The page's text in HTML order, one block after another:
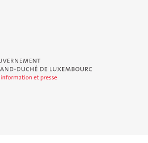
Grand-Duché de Luxembourg - Service